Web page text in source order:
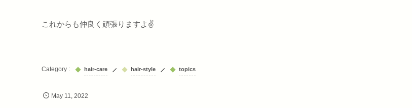
これからも仲良く頑張りますよ✌️
hair-care hair-style topics
May 11 ,2022